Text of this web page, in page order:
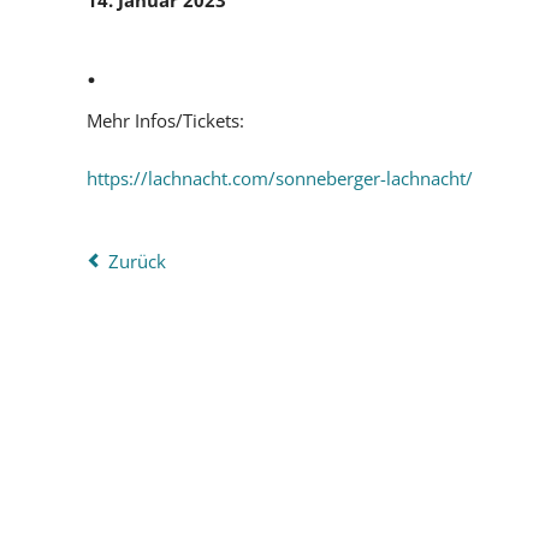
.
Mehr Infos/Tickets:
https://lachnacht.com/sonneberger-lachnacht/
Zurück